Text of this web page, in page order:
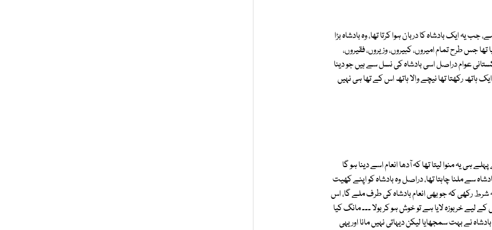
یہ ایک بادشاہ کا دربان ہوا کرتا تھا، وہ بادشاہ بڑا
جس طرح تمام امیروں، کبیروں، وزیروں، فقیروں،
عوام دراصل اسی بادشاہ کی نسل سے ہیں جو دینا
ہاتھ رکھتا تھا نیچے والا ہاتھ اس کے تھا ہی نہیں
یہ منوا لیتا تھا کہ آدھا انعام اسے دینا ہو گا
سے ملنا چاہتا تھا، دراصل وہ بادشاہ کو اپنے کھیت
شرط رکھی کہ جو بھی انعام بادشاہ کی طرف ملے گا، اس
لیے خربوزہ لایا ہے تو خوش ہو کر بولا ۔۔۔ مانگ کیا
نے بہت سمجھایا لیکن دیہاتی نہیں مانا اور یہی